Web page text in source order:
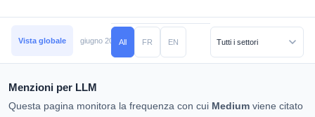
Vista globale giugno 2026 maggio 2026 aprile 2026 marzo 2026
All FR EN
Menzioni per LLM
Questa pagina monitora la frequenza con cui Medium viene citato